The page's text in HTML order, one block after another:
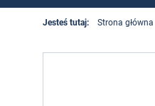
Jesteś tutaj: Strona główna